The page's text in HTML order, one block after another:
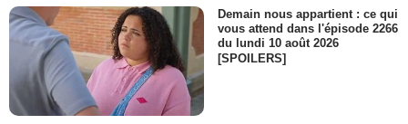
Demain nous appartient : ce qui
vous attend dans l'épisode 2266
du lundi 10 août 2026
[SPOILERS]